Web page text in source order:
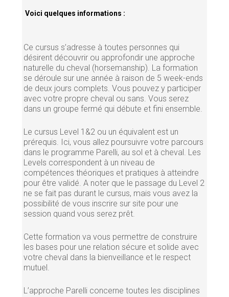
Voici quelques informations :
Ce cursus s’adresse à toutes personnes qui
désirent découvrir ou approfondir une approche
naturelle du cheval (horsemanship). La formation
se déroule sur une année à raison de 5 week-ends
de deux jours complets. Vous pouvez y participer
avec votre propre cheval ou sans. Vous serez
dans un groupe fermé qui débute et fini ensemble.
Le cursus Level 1&2 ou un équivalent est un
prérequis. Ici, vous allez poursuivre votre parcours
dans le programme Parelli, au sol et à cheval. Les
Levels correspondent à un niveau de
compétences théoriques et pratiques à atteindre
pour être validé. A noter que le passage du Level 2
ne se fait pas durant le cursus, mais vous avez la
possibilité de vous inscrire sur site pour une
session quand vous serez prêt.
Cette formation va vous permettre de construire
les bases pour une relation sécure et solide avec
votre cheval dans la bienveillance et le respect
mutuel.
L’approche Parelli concerne toutes les disciplines